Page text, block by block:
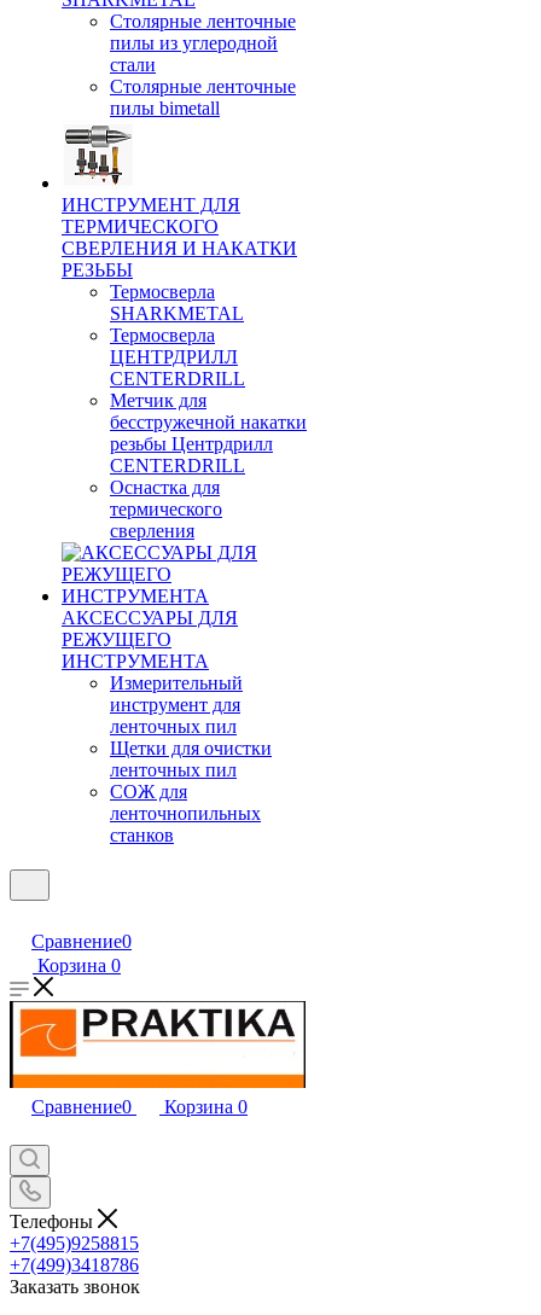
Столярные ленточные
пилы из углеродной
стали
Столярные ленточные
пилы bimetall
ИНСТРУМЕНТ ДЛЯ
ТЕРМИЧЕСКОГО
СВЕРЛЕНИЯ И НАКАТКИ
РЕЗЬБЫ
Термосверла
SHARKMETAL
Термосверла
ЦЕНТРДРИЛЛ
CENTERDRILL
Метчик для
бесстружечной накатки
резьбы Центрдрилл
CENTERDRILL
Оснастка для
термического
сверления
АКСЕССУАРЫ ДЛЯ
РЕЖУЩЕГО
ИНСТРУМЕНТА
Измерительный
инструмент для
ленточных пил
Щетки для очистки
ленточных пил
СОЖ для
ленточнопильных
станков
Сравнение0
Корзина 0
Сравнение0 Корзина 0
Телефоны
+7(495)9258815
+7(499)3418786
Заказать звонок